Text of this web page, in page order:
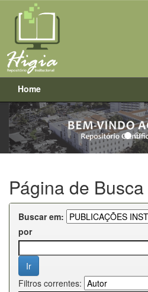
Skip
navigation
Home
Previous
Página de Busca
Buscar em:
por
Filtros correntes: